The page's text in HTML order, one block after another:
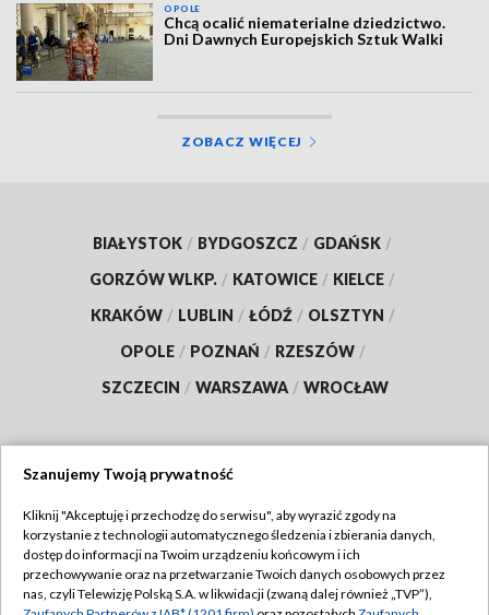
OPOLE
Chcą ocalić niematerialne dziedzictwo.
Dni Dawnych Europejskich Sztuk Walki
ZOBACZ WIĘCEJ
BIAŁYSTOK / BYDGOSZCZ / GDAŃSK /
GORZÓW WLKP. / KATOWICE / KIELCE /
KRAKÓW / LUBLIN / ŁÓDŹ / OLSZTYN /
OPOLE / POZNAŃ / RZESZÓW /
SZCZECIN / WARSZAWA / WROCŁAW
TVP
Abonament TVP
Emisja w TVP
Regulamin TVP
Szanujemy Twoją prywatność
Kliknij "Akceptuję i przechodzę do serwisu", aby wyrazić zgody na
korzystanie z technologii automatycznego śledzenia i zbierania danych,
dostęp do informacji na Twoim urządzeniu końcowym i ich
przechowywanie oraz na przetwarzanie Twoich danych osobowych przez
nas, czyli Telewizję Polską S.A. w likwidacji (zwaną dalej również „TVP”),